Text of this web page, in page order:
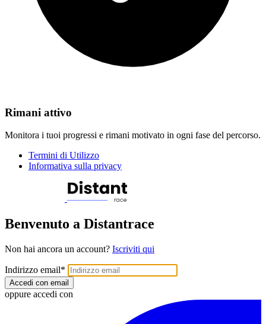
Rimani attivo
Monitora i tuoi progressi e rimani motivato in ogni fase del percorso.
Termini di Utilizzo
Informativa sulla privacy
Benvenuto a Distantrace
Non hai ancora un account? Iscriviti qui
Indirizzo email*
Accedi con email
oppure accedi con